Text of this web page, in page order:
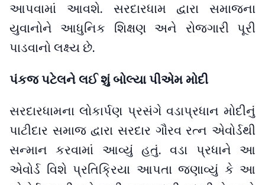
આપવામાં આવશે. સરદારધામ દ્વારા સમાજના
યુવાનોને આધુનિક શિક્ષણ અને રોજગારી પૂરી
પાડવાનો લક્ષ્ય છે.
પંકજ પટેલને લઈ શું બોલ્યા પીએમ મોદી
સરદારધામના લોકાર્પણ પ્રસંગે વડાપ્રધાન મોદીનું
પાટીદાર સમાજ દ્વારા સરદાર ગૌરવ રત્ન એવોર્ડથી
સન્માન કરવામાં આવ્યું હતું. વડા પ્રધાને આ
એવોર્ડ વિશે પ્રતિક્રિયા આપતા જણાવ્યું કે આ